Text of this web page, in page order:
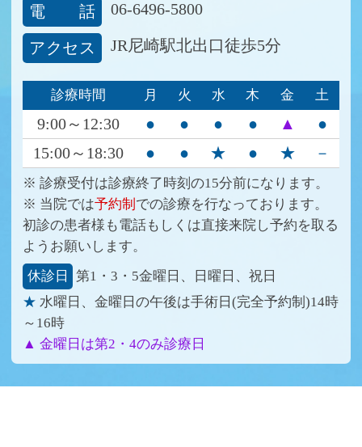
電話 06-6496-5800
アクセス JR尼崎駅北出口徒歩5分
※ 診療受付は診療終了時刻の15分前になります。
※ 当院では予約制 での診療を行なっております。
初診の患者様も電話もしくは直接来院し予約を取る
ようお願いします。
休診日
第1・3・5金曜日、日曜日、祝日
★ 水曜日、金曜日の午後は手術日(完全予約制)14時
～16時
▲ 金曜日は第2・4のみ診療日
診療時間 月 火 水 木 金 土
9:00～12:30 ● ● ● ● ▲
●
15:00～18:30
● ● ★ ● ★ －